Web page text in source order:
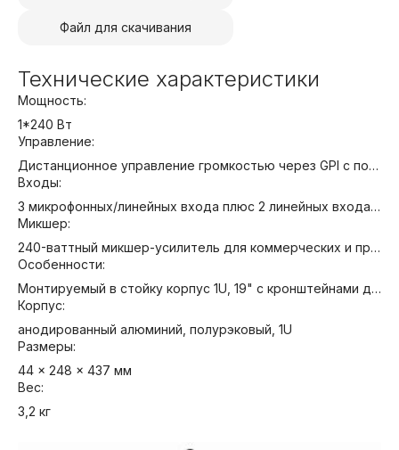
Файл для скачивания
Технические характеристики
Мощность:
1*240 Вт
Управление:
Дистанционное управление громкостью через GPI с помощью стандартного разъема RJ-45 и кабеля Ethernet
Входы:
3 микрофонных/линейных входа плюс 2 линейных входа с индивидуальными регуляторами громкости и маршрутизацией выходов
Микшер:
240-ваттный микшер-усилитель для коммерческих и промышленных применений
Особенности:
Монтируемый в стойку корпус 1U, 19" с кронштейнами для монтажа в стойку Микрофонные/линейные входные и выходные разъемы типа Euroblock Технология конвекционного охлаждения усилителя без вентилятора для снижения уровня шума
Корпус:
анодированный алюминий, полурэковый, 1U
Размеры:
44 x 248 x 437 мм
Вес:
3,2 кг